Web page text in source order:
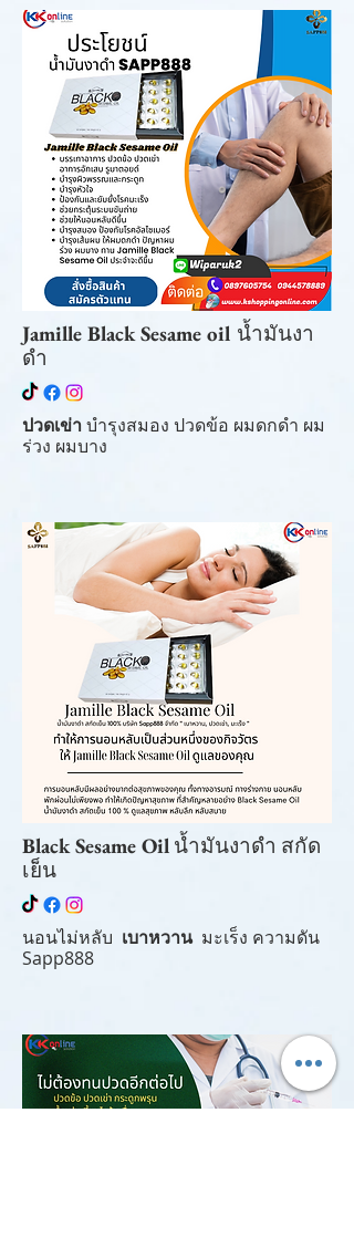
Jamille Black Sesame oil น้ำมันงา
ดำ
ปวดเข่าบำรุงสมอง ปวดข้อ ผมดกดำ ผม
ร่วง ผมบาง
Black Sesame Oil น้ำมันงาดำ สกัด
เย็น
นอนไม่หลับ เบาหวานมะเร็ง ความดัน
Sapp888